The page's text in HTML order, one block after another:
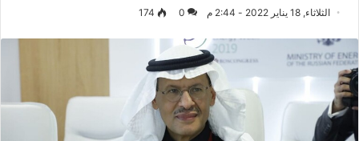
الثلاثاء, 18 يناير 2022 - 2:44 م 0
174